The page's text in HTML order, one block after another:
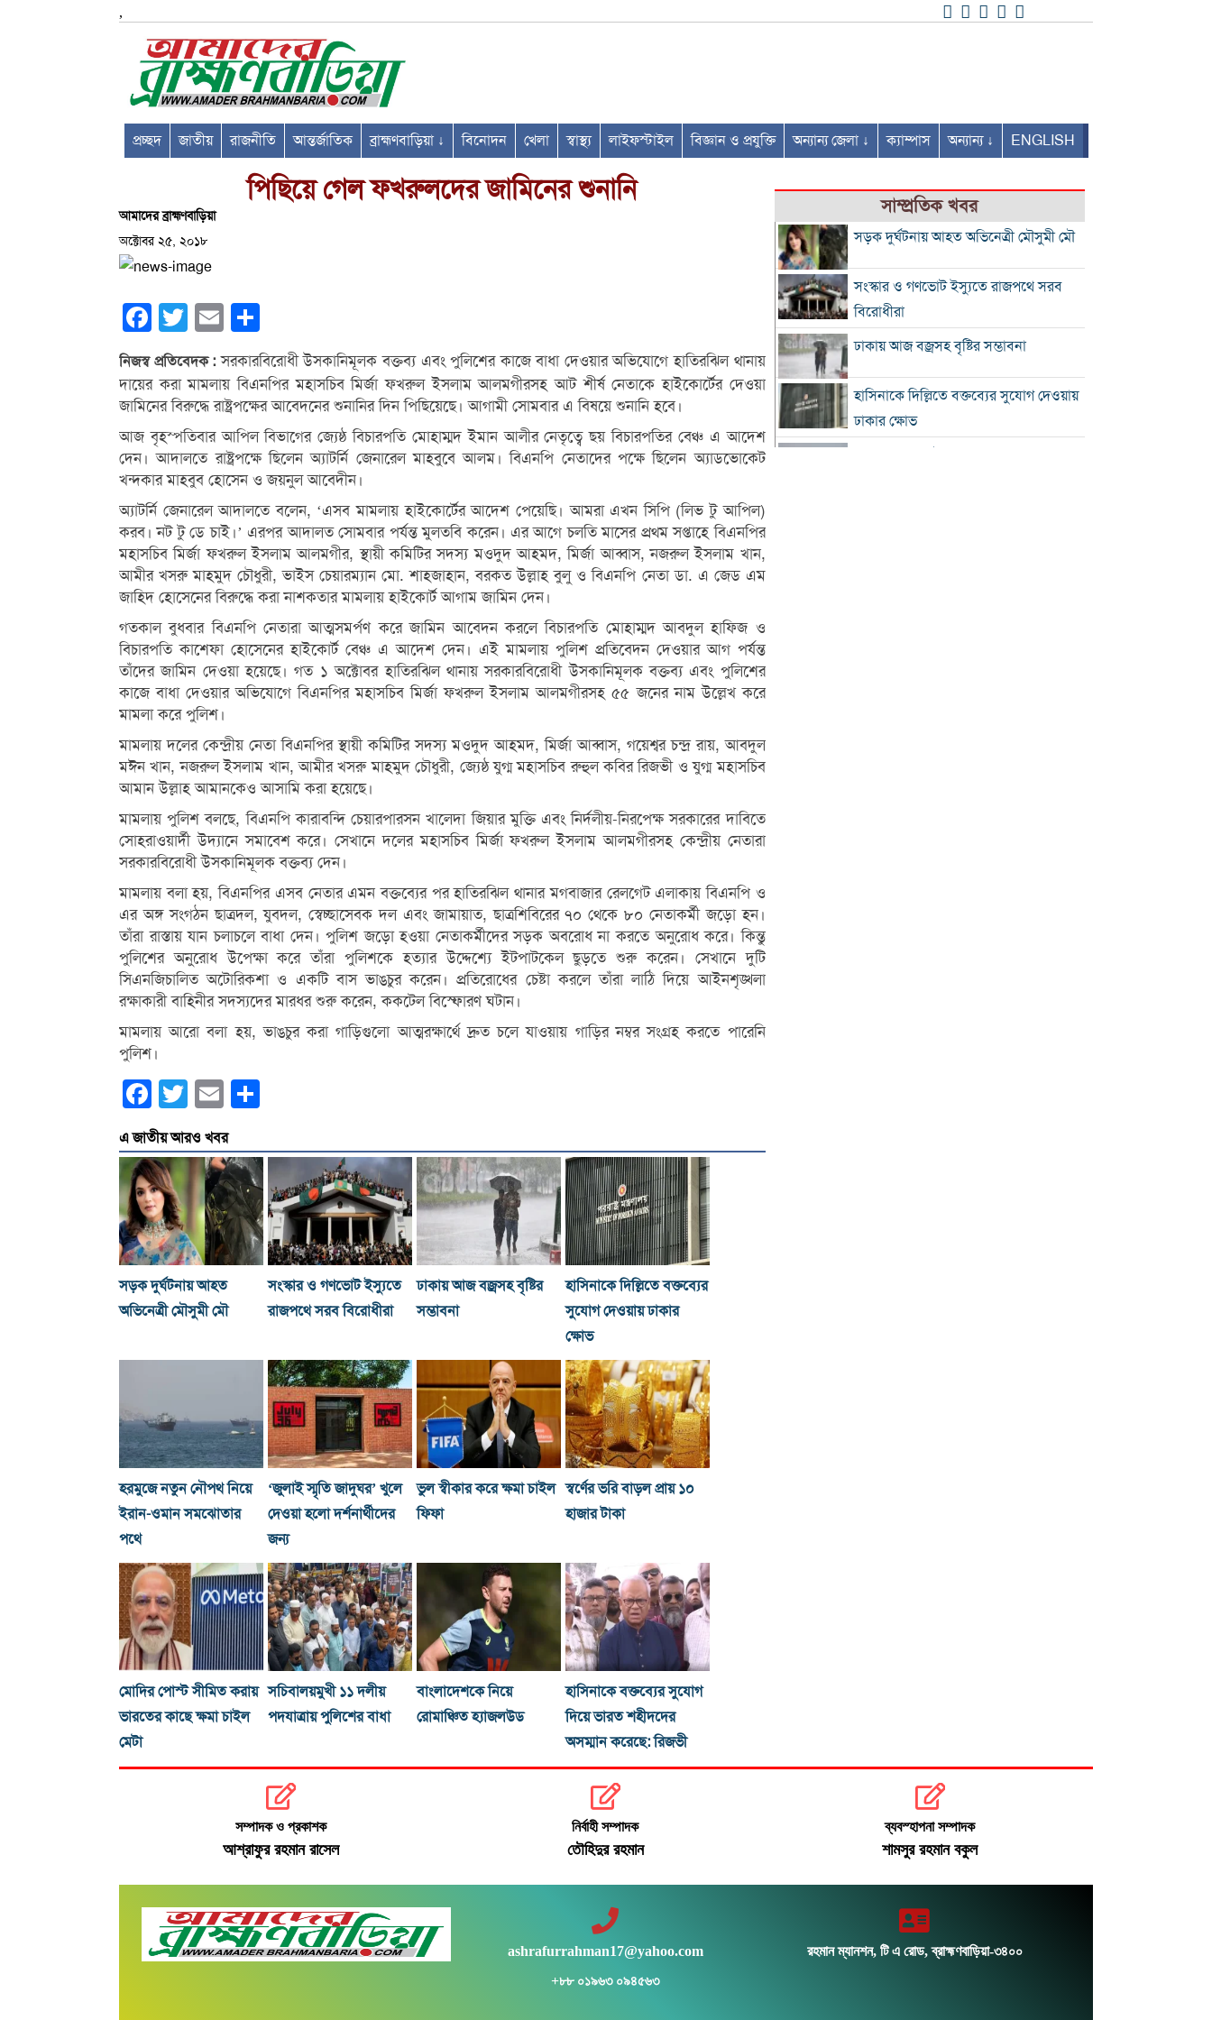
,
প্রচ্ছদ জাতীয় রাজনীতি আন্তর্জাতিক ব্রাহ্মণবাড়িয়া ↓ বিনোদন খেলা স্বাস্থ্য লাইফস্টাইল বিজ্ঞান ও প্রযুক্তি অন্যান্য জেলা ↓ ক্যাম্পাস অন্যান্য ↓ ENGLISH
পিছিয়ে গেল ফখরুলদের জামিনের শুনানি
আমাদের ব্রাহ্মণবাড়িয়া
অক্টোবর ২৫, ২০১৮
Facebook
Twitter Email
নিজস্ব প্রতিবেদক : সরকারবিরোধী উসকানিমূলক বক্তব্য এবং পুলিশের কাজে বাধা দেওয়ার অভিযোগে হাতিরঝিল থানায়
দায়ের করা মামলায় বিএনপির মহাসচিব মির্জা ফখরুল ইসলাম আলমগীরসহ আট শীর্ষ নেতাকে হাইকোর্টের দেওয়া
জামিনের বিরুদ্ধে রাষ্ট্রপক্ষের আবেদনের শুনানির দিন পিছিয়েছে। আগামী সোমবার এ বিষয়ে শুনানি হবে।
আজ বৃহস্পতিবার আপিল বিভাগের জ্যেষ্ঠ বিচারপতি মোহাম্মদ ইমান আলীর নেতৃত্বে ছয় বিচারপতির বেঞ্চ এ আদেশ
দেন। আদালতে রাষ্ট্রপক্ষে ছিলেন অ্যাটর্নি জেনারেল মাহবুবে আলম। বিএনপি নেতাদের পক্ষে ছিলেন অ্যাডভোকেট
খন্দকার মাহবুব হোসেন ও জয়নুল আবেদীন।
অ্যাটর্নি জেনারেল আদালতে বলেন, ‘এসব মামলায় হাইকোর্টের আদেশ পেয়েছি। আমরা এখন সিপি (লিভ টু আপিল)
করব। নট টু ডে চাই।’ এরপর আদালত সোমবার পর্যন্ত মুলতবি করেন। এর আগে চলতি মাসের প্রথম সপ্তাহে বিএনপির
মহাসচিব মির্জা ফখরুল ইসলাম আলমগীর, স্থায়ী কমিটির সদস্য মওদুদ আহমদ, মির্জা আব্বাস, নজরুল ইসলাম খান,
আমীর খসরু মাহমুদ চৌধুরী, ভাইস চেয়ারম্যান মো. শাহজাহান, বরকত উল্লাহ বুলু ও বিএনপি নেতা ডা. এ জেড এম
জাহিদ হোসেনের বিরুদ্ধে করা নাশকতার মামলায় হাইকোর্ট আগাম জামিন দেন।
গতকাল বুধবার বিএনপি নেতারা আত্মসমর্পণ করে জামিন আবেদন করলে বিচারপতি মোহাম্মদ আবদুল হাফিজ ও
বিচারপতি কাশেফা হোসেনের হাইকোর্ট বেঞ্চ এ আদেশ দেন। এই মামলায় পুলিশ প্রতিবেদন দেওয়ার আগ পর্যন্ত
তাঁদের জামিন দেওয়া হয়েছে। গত ১ অক্টোবর হাতিরঝিল থানায় সরকারবিরোধী উসকানিমূলক বক্তব্য এবং পুলিশের
কাজে বাধা দেওয়ার অভিযোগে বিএনপির মহাসচিব মির্জা ফখরুল ইসলাম আলমগীরসহ ৫৫ জনের নাম উল্লেখ করে
মামলা করে পুলিশ।
মামলায় দলের কেন্দ্রীয় নেতা বিএনপির স্থায়ী কমিটির সদস্য মওদুদ আহমদ, মির্জা আব্বাস, গয়েশ্বর চন্দ্র রায়, আবদুল
মঈন খান, নজরুল ইসলাম খান, আমীর খসরু মাহমুদ চৌধুরী, জ্যেষ্ঠ যুগ্ম মহাসচিব রুহুল কবির রিজভী ও যুগ্ম মহাসচিব
আমান উল্লাহ আমানকেও আসামি করা হয়েছে।
মামলায় পুলিশ বলছে, বিএনপি কারাবন্দি চেয়ারপারসন খালেদা জিয়ার মুক্তি এবং নির্দলীয়-নিরপেক্ষ সরকারের দাবিতে
সোহরাওয়ার্দী উদ্যানে সমাবেশ করে। সেখানে দলের মহাসচিব মির্জা ফখরুল ইসলাম আলমগীরসহ কেন্দ্রীয় নেতারা
সরকারবিরোধী উসকানিমূলক বক্তব্য দেন।
মামলায় বলা হয়, বিএনপির এসব নেতার এমন বক্তব্যের পর হাতিরঝিল থানার মগবাজার রেলগেট এলাকায় বিএনপি ও
এর অঙ্গ সংগঠন ছাত্রদল, যুবদল, স্বেচ্ছাসেবক দল এবং জামায়াত, ছাত্রশিবিরের ৭০ থেকে ৮০ নেতাকর্মী জড়ো হন।
তাঁরা রাস্তায় যান চলাচলে বাধা দেন। পুলিশ জড়ো হওয়া নেতাকর্মীদের সড়ক অবরোধ না করতে অনুরোধ করে। কিন্তু
পুলিশের অনুরোধ উপেক্ষা করে তাঁরা পুলিশকে হত্যার উদ্দেশ্যে ইটপাটকেল ছুড়তে শুরু করেন। সেখানে দুটি
সিএনজিচালিত অটোরিকশা ও একটি বাস ভাঙচুর করেন। প্রতিরোধের চেষ্টা করলে তাঁরা লাঠি দিয়ে আইনশৃঙ্খলা
রক্ষাকারী বাহিনীর সদস্যদের মারধর শুরু করেন, ককটেল বিস্ফোরণ ঘটান।
মামলায় আরো বলা হয়, ভাঙচুর করা গাড়িগুলো আত্মরক্ষার্থে দ্রুত চলে যাওয়ায় গাড়ির নম্বর সংগ্রহ করতে পারেনি
পুলিশ।
Facebook
Twitter Email
এ জাতীয় আরও খবর
সড়ক দুর্ঘটনায় আহত
অভিনেত্রী মৌসুমী মৌ
সংস্কার ও গণভোট ইস্যুতে
রাজপথে সরব বিরোধীরা
ঢাকায় আজ বজ্রসহ বৃষ্টির
সম্ভাবনা
হাসিনাকে দিল্লিতে বক্তব্যের
সুযোগ দেওয়ায় ঢাকার
ক্ষোভ
হরমুজে নতুন নৌপথ নিয়ে
ইরান-ওমান সমঝোতার
পথে
‘জুলাই স্মৃতি জাদুঘর’ খুলে
দেওয়া হলো দর্শনার্থীদের
জন্য
ভুল স্বীকার করে ক্ষমা চাইল
ফিফা
স্বর্ণের ভরি বাড়ল প্রায় ১০
হাজার টাকা
মোদির পোস্ট সীমিত করায়
ভারতের কাছে ক্ষমা চাইল
মেটা
সচিবালয়মুখী ১১ দলীয়
পদযাত্রায় পুলিশের বাধা
বাংলাদেশকে নিয়ে
রোমাঞ্চিত হ্যাজলউড
হাসিনাকে বক্তব্যের সুযোগ
দিয়ে ভারত শহীদদের
অসম্মান করেছে: রিজভী
সাম্প্রতিক খবর
সড়ক দুর্ঘটনায় আহত অভিনেত্রী মৌসুমী মৌ
সংস্কার ও গণভোট ইস্যুতে রাজপথে সরব
বিরোধীরা
ঢাকায় আজ বজ্রসহ বৃষ্টির সম্ভাবনা
হাসিনাকে দিল্লিতে বক্তব্যের সুযোগ দেওয়ায়
ঢাকার ক্ষোভ
সম্পাদক ও প্রকাশক
আশ্রাফুর রহমান রাসেল
নির্বাহী সম্পাদক
তৌহিদুর রহমান
ব্যবস্হাপনা সম্পাদক
শামসুর রহমান বকুল
ashrafurrahman17@yahoo.com
+৮৮ ০১৯৬৩ ০৯৪৫৬৩
রহমান ম্যানশন, টি এ রোড, ব্রাহ্মণবাড়িয়া-৩৪০০